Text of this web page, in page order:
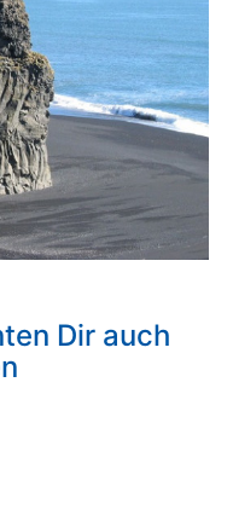
Dir auch